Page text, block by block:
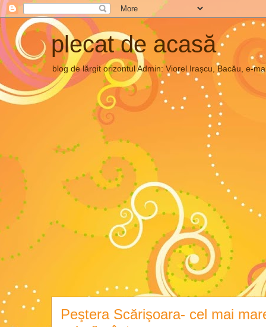
plecat de acasă
blog de lărgit orizontul Admin: Viorel Irașcu, Bacău, e-
Peştera Scărişoara- cel mai